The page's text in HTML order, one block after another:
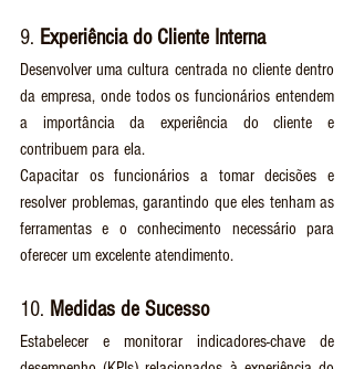
9. Experiência do Cliente Interna
Desenvolver uma cultura centrada no cliente dentro
da empresa, onde todos os funcionários entendem
a importância da experiência do cliente e
contribuem para ela.
Capacitar os funcionários a tomar decisões e
resolver problemas, garantindo que eles tenham as
ferramentas e o conhecimento necessário para
oferecer um excelente atendimento.
10. Medidas de Sucesso
Estabelecer e monitorar indicadores-chave de